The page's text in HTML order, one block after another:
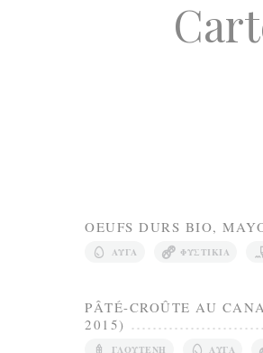
OEUFS DURS BIO,
ΑΥΓΆ ΦΥΣΤΊΚΙΑ
PÂTÉ-CROÛTE AU
2015)
ΓΛΟΥΤΈΝΗ ΑΥΓΆ